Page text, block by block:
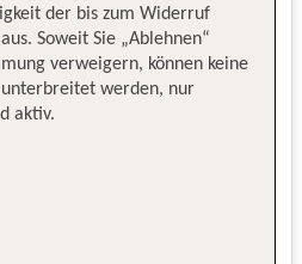
der bis zum Widerruf
Soweit Sie „Ablehnen“
verweigern, können keine
werden, nur
aktiv.